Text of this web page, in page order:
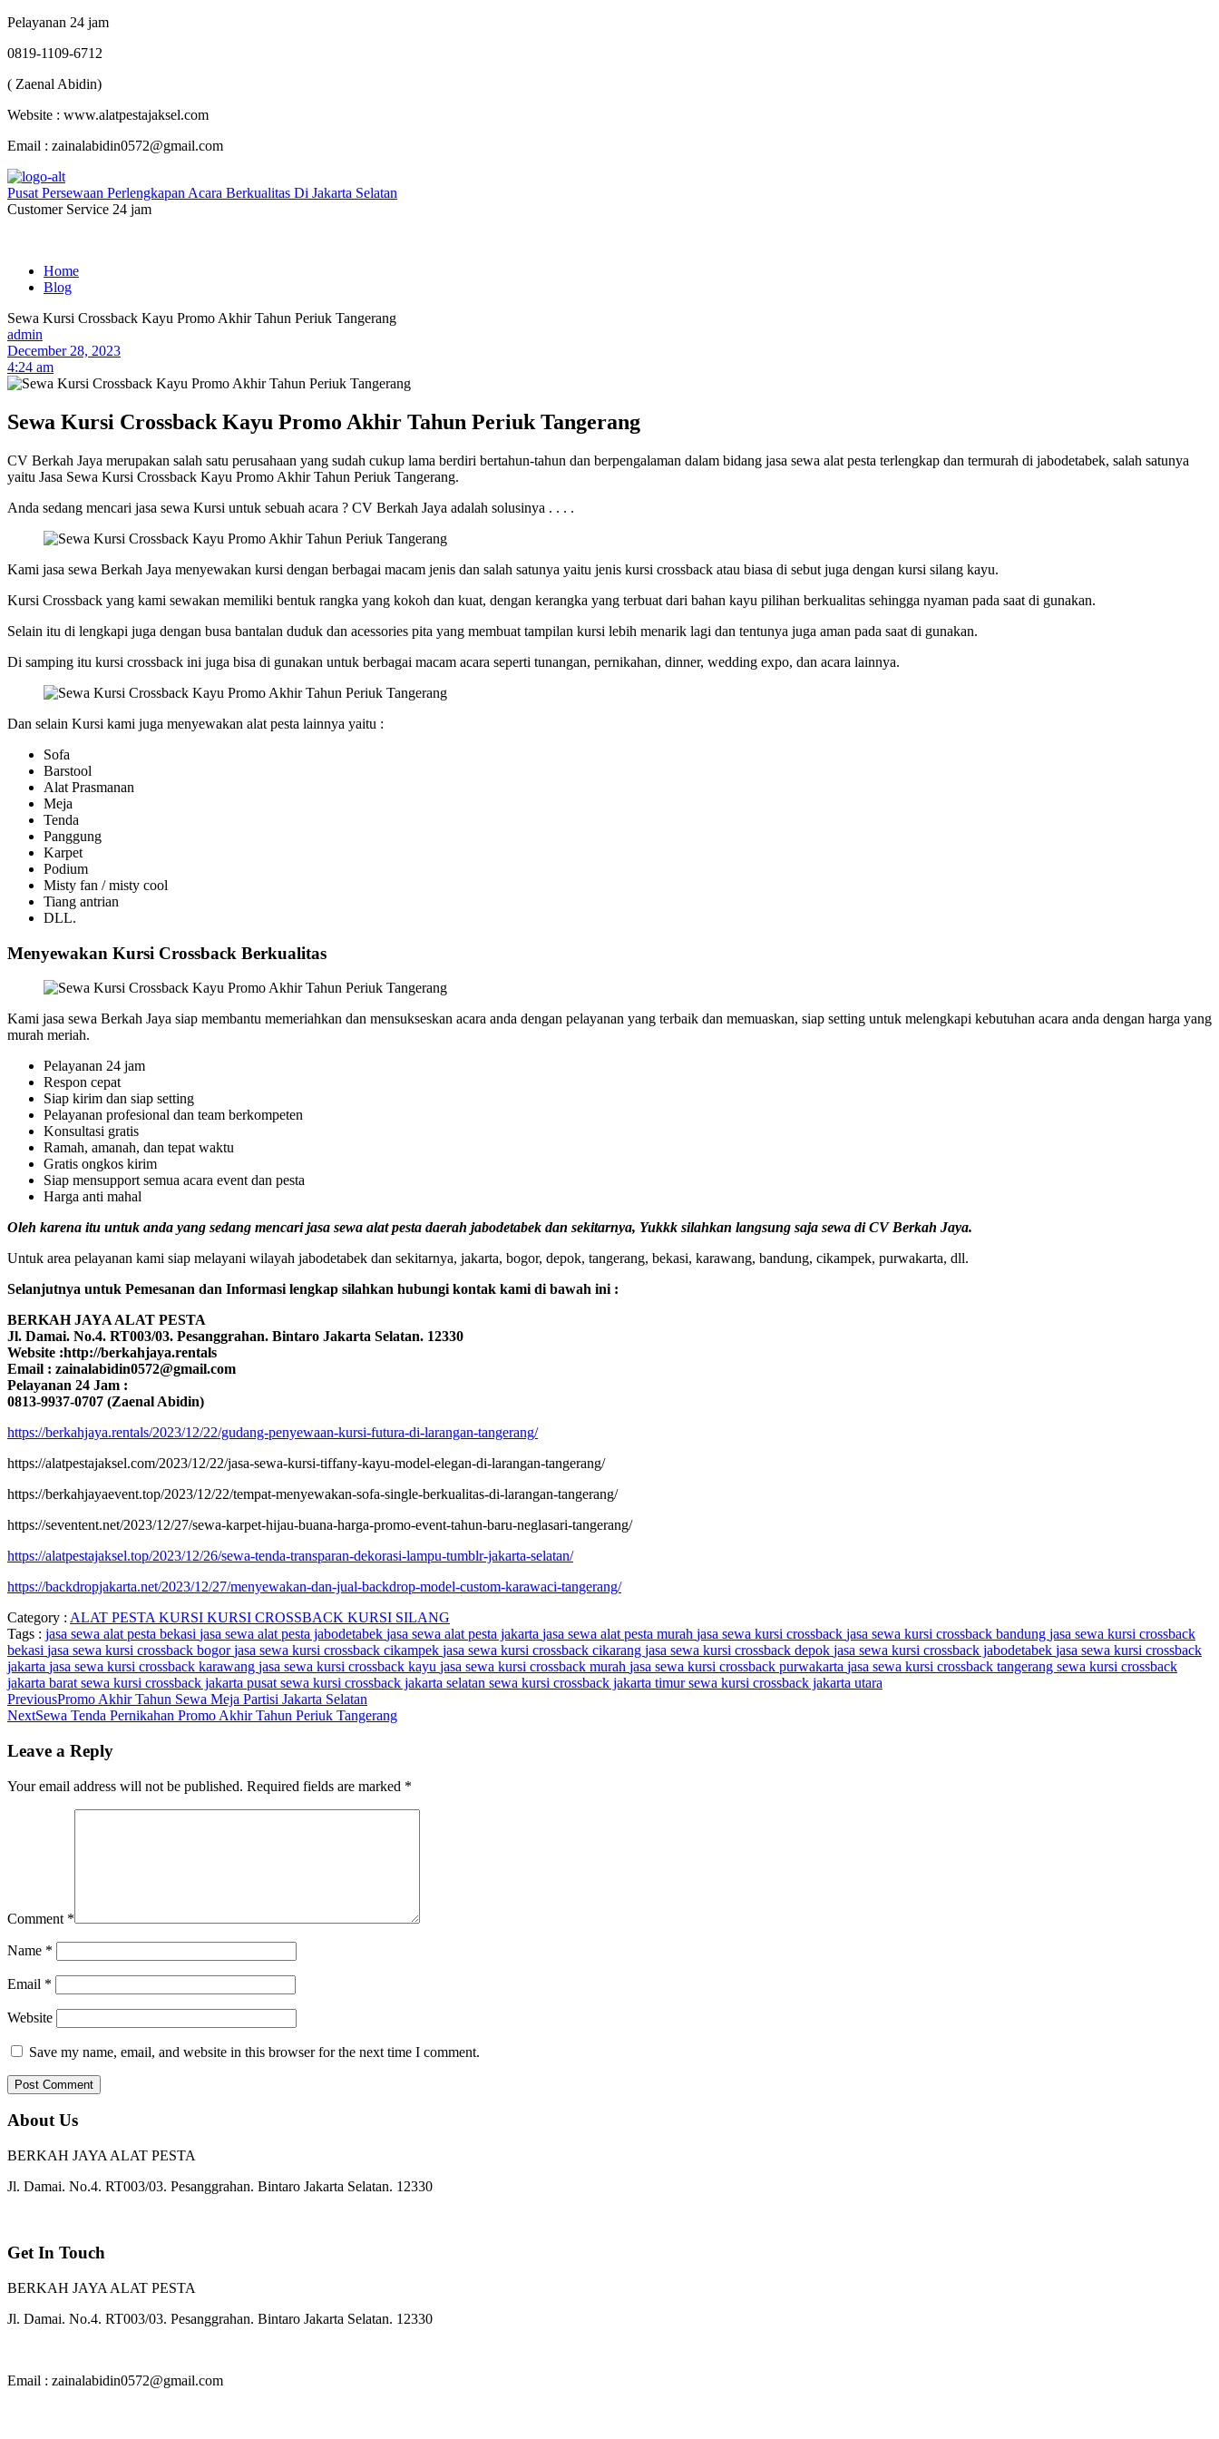
Pelayanan 24 jam
0819-1109-6712
( Zaenal Abidin)
Website : www.alatpestajaksel.com
Email : zainalabidin0572@gmail.com
Pusat Persewaan Perlengkapan Acara Berkualitas Di Jakarta Selatan
Customer Service 24 jam
Home
Blog
Sewa Kursi Crossback Kayu Promo Akhir Tahun Periuk Tangerang
admin
December 28, 2023
4:24 am
Sewa Kursi Crossback Kayu Promo Akhir Tahun Periuk Tangerang
CV Berkah Jaya merupakan salah satu perusahaan yang sudah cukup lama berdiri bertahun-tahun dan berpengalaman dalam bidang jasa sewa alat pesta terlengkap dan termurah di jabodetabek, salah satunya
yaitu Jasa Sewa Kursi Crossback Kayu Promo Akhir Tahun Periuk Tangerang.
Anda sedang mencari jasa sewa Kursi untuk sebuah acara ? CV Berkah Jaya adalah solusinya . . . .
Kami jasa sewa Berkah Jaya menyewakan kursi dengan berbagai macam jenis dan salah satunya yaitu jenis kursi crossback atau biasa di sebut juga dengan kursi silang kayu.
Kursi Crossback yang kami sewakan memiliki bentuk rangka yang kokoh dan kuat, dengan kerangka yang terbuat dari bahan kayu pilihan berkualitas sehingga nyaman pada saat di gunakan.
Selain itu di lengkapi juga dengan busa bantalan duduk dan acessories pita yang membuat tampilan kursi lebih menarik lagi dan tentunya juga aman pada saat di gunakan.
Di samping itu kursi crossback ini juga bisa di gunakan untuk berbagai macam acara seperti tunangan, pernikahan, dinner, wedding expo, dan acara lainnya.
Dan selain Kursi kami juga menyewakan alat pesta lainnya yaitu :
Sofa
Barstool
Alat Prasmanan
Meja
Tenda
Panggung
Karpet
Podium
Misty fan / misty cool
Tiang antrian
DLL.
Menyewakan Kursi Crossback Berkualitas
Kami jasa sewa Berkah Jaya siap membantu memeriahkan dan mensukseskan acara anda dengan pelayanan yang terbaik dan memuaskan, siap setting untuk melengkapi kebutuhan acara anda dengan harga yang
murah meriah.
Pelayanan 24 jam
Respon cepat
Siap kirim dan siap setting
Pelayanan profesional dan team berkompeten
Konsultasi gratis
Ramah, amanah, dan tepat waktu
Gratis ongkos kirim
Siap mensupport semua acara event dan pesta
Harga anti mahal
Oleh karena itu untuk anda yang sedang mencari jasa sewa alat pesta daerah jabodetabek dan sekitarnya, Yukkk silahkan langsung saja sewa di CV Berkah Jaya.
Untuk area pelayanan kami siap melayani wilayah jabodetabek dan sekitarnya, jakarta, bogor, depok, tangerang, bekasi, karawang, bandung, cikampek, purwakarta, dll.
Selanjutnya untuk Pemesanan dan Informasi lengkap silahkan hubungi kontak kami di bawah ini :
BERKAH JAYA ALAT PESTA
Jl. Damai. No.4. RT003/03. Pesanggrahan. Bintaro Jakarta Selatan. 12330
Website :http://berkahjaya.rentals
Email : zainalabidin0572@gmail.com
Pelayanan 24 Jam :
0813-9937-0707 (Zaenal Abidin)
https://berkahjaya.rentals/2023/12/22/gudang-penyewaan-kursi-futura-di-larangan-tangerang/
https://alatpestajaksel.com/2023/12/22/jasa-sewa-kursi-tiffany-kayu-model-elegan-di-larangan-tangerang/
https://berkahjayaevent.top/2023/12/22/tempat-menyewakan-sofa-single-berkualitas-di-larangan-tangerang/
https://seventent.net/2023/12/27/sewa-karpet-hijau-buana-harga-promo-event-tahun-baru-neglasari-tangerang/
https://alatpestajaksel.top/2023/12/26/sewa-tenda-transparan-dekorasi-lampu-tumblr-jakarta-selatan/
https://backdropjakarta.net/2023/12/27/menyewakan-dan-jual-backdrop-model-custom-karawaci-tangerang/
Category : ALAT PESTA KURSI KURSI CROSSBACK KURSI SILANG
Tags : jasa sewa alat pesta bekasi jasa sewa alat pesta jabodetabek jasa sewa alat pesta jakarta jasa sewa alat pesta murah jasa sewa kursi crossback jasa sewa kursi crossback bandung jasa sewa kursi crossback
bekasi jasa sewa kursi crossback bogorjasa sewa kursi crossback cikampek jasa sewa kursi crossback cikarang jasa sewa kursi crossback depok jasa sewa kursi crossback jabodetabek jasa sewa kursi crossback
jakarta jasa sewa kursi crossback karawang jasa sewa kursi crossback kayu jasa sewa kursi crossback murah jasa sewa kursi crossback purwakarta jasa sewa kursi crossback tangerang sewa kursi crossback
jakarta barat sewa kursi crossback jakarta pusat sewa kursi crossback jakarta selatan sewa kursi crossback jakarta timursewa kursi crossback jakarta utara
PreviousPromo Akhir Tahun Sewa Meja Partisi Jakarta Selatan
NextSewa Tenda Pernikahan Promo Akhir Tahun Periuk Tangerang
Leave a Reply
Your email address will not be published. Required fields are marked *
Comment *
Name *
Email *
Website
Save my name, email, and website in this browser for the next time I comment.
About Us
BERKAH JAYA ALAT PESTA
Jl. Damai. No.4. RT003/03. Pesanggrahan. Bintaro Jakarta Selatan. 12330
Get In Touch
BERKAH JAYA ALAT PESTA
Jl. Damai. No.4. RT003/03. Pesanggrahan. Bintaro Jakarta Selatan. 12330
Email : zainalabidin0572@gmail.com